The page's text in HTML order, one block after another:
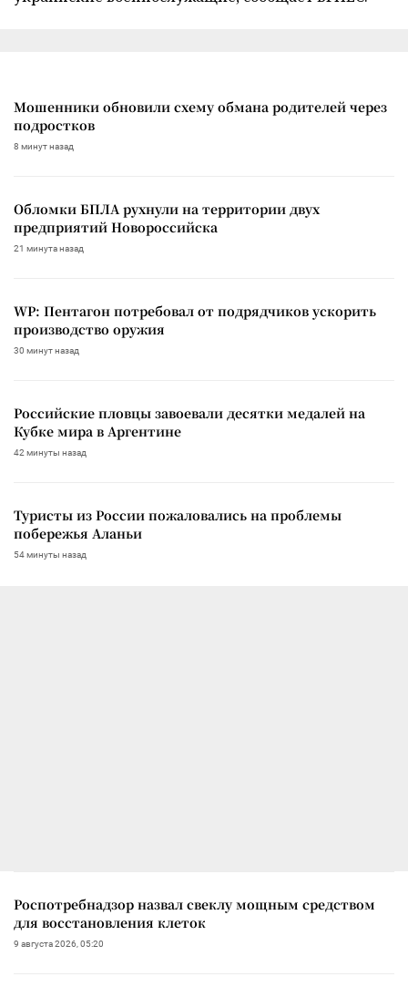
Мошенники обновили схему обмана родителей через
подростков
8 минут назад
Обломки БПЛА рухнули на территории двух
предприятий Новороссийска
21 минута назад
WP: Пентагон потребовал от подрядчиков ускорить
производство оружия
30 минут назад
Российские пловцы завоевали десятки медалей на
Кубке мира в Аргентине
42 минуты назад
Туристы из России пожаловались на проблемы
побережья Аланьи
54 минуты назад
Роспотребнадзор назвал свеклу мощным средством
для восстановления клеток
9 августа 2026, 05:20